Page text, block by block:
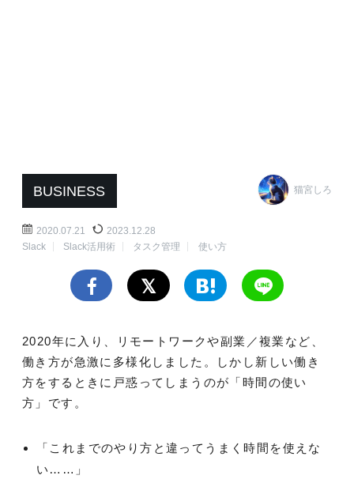
BUSINESS 猫宮しろ
2020.07.21
2023.12.28
Slack
Slack活用術 タスク管理 使い方
2020年に入り、リモートワークや副業／複業など、
働き方が急激に多様化しました。しかし新しい働き
方をするときに戸惑ってしまうのが「時間の使い
方」です。
「これまでのやり方と違ってうまく時間を使えな
い……」